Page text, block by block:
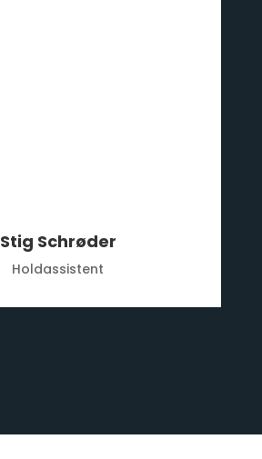
Stig Schrøder
Holdassistent